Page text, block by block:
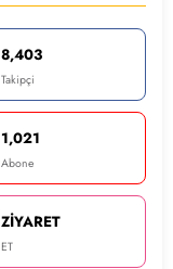
8,403
Takipçi
1,021
Abone
ZİYARET
ET